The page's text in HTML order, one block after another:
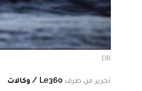
DR
تحرير من طرف Le360 / وكالات